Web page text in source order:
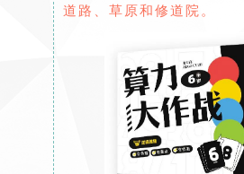
道路、草原和修道院。